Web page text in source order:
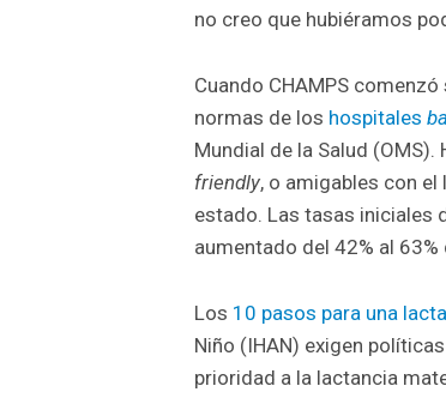
no creo que hubiéramos
Cuando CHAMPS
normas de los hospitales
Mundial de la Salud
friendly, o amigables con
estado. Las tasas iniciales
aumentado del 42% al
Los 10 pasos para una
Niño (IHAN) exigen
prioridad a la lactancia